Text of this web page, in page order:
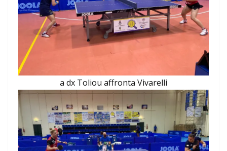
a dx Toliou affronta Vivarelli